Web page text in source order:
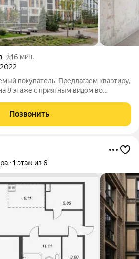
16 мин.
2022
покупатель! Предлагаем квартиру,
8 этаже с приятным видом во
для реализации любых
создания
Позвонить
1 этаж из 6